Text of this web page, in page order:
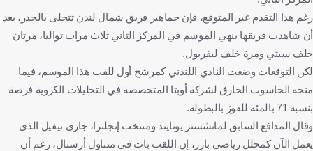
رغم هذا التقدم غير المتوقع، فإن جماهير فريق شمال لندن تتحلى بالحذر، بعد
أن شاهدت فريقها ينهي الموسم في المركز الثاني ثلاث مرات تواليا، مرتان
خلف سيتي ومرة خلف ليفربول.
لكن التوقعات وضعت النادي اللندني كمرشح أول للقب هذا الموسم، فيما
منحه الحاسوب الخارق لشركة أوبتا المتخصصة في التحليلات الكروية فرصة
بنسبة 71 بالمئة للفوز بالبطولة.
وقال المدافع السابق لمانشستر يونايتد ومنتخب إنجلترا، جاري نيفيل الذي
يعمل الآن كمحلل رياضي بارز، إن اللقب بات في متناول أرسنال، رغم أن